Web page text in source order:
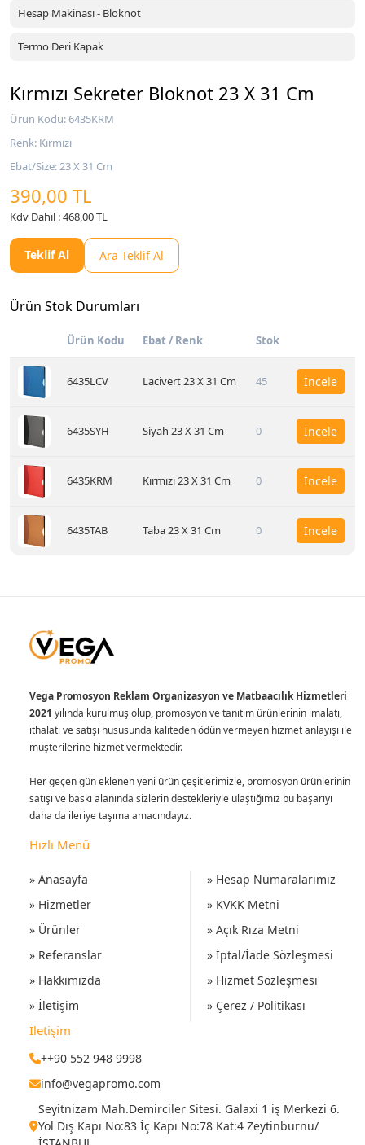
Hesap Makinası - Bloknot
Termo Deri Kapak
Kırmızı Sekreter Bloknot 23 X 31 Cm
Ürün Kodu: 6435KRM
Renk: Kırmızı
Ebat/Size: 23 X 31 Cm
390,00 TL
Kdv Dahil : 468,00 TL
Teklif Al Ara Teklif Al
Ürün Stok Durumları
Ürün Kodu Ebat / Renk Stok
6435LCV Lacivert 23 X 31 Cm 45 İncele
6435SYH Siyah 23 X 31 Cm 0 İncele
6435KRM Kırmızı 23 X 31 Cm 0 İncele
6435TAB Taba 23 X 31 Cm 0 İncele
Vega Promosyon Reklam Organizasyon ve Matbaacılık Hizmetleri
2021 yılında kurulmuş olup, promosyon ve tanıtım ürünlerinin imalatı,
ithalatı ve satışı hususunda kaliteden ödün vermeyen hizmet anlayışı ile
müşterilerine hizmet vermektedir.
Her geçen gün eklenen yeni ürün çeşitlerimizle, promosyon ürünlerinin
satışı ve baskı alanında sizlerin destekleriyle ulaştığımız bu başarıyı
daha da ileriye taşıma amacındayız.
Hızlı Menü
» Anasayfa
» Hizmetler
» Ürünler
» Referanslar
» Hakkımızda
» İletişim
» Hesap Numaralarımız
» KVKK Metni
» Açık Rıza Metni
» İptal/İade Sözleşmesi
» Hizmet Sözleşmesi
» Çerez / Politikası
İletişim
++90 552 948 9998
info@vegapromo.com
Seyitnizam Mah.Demirciler Sitesi. Galaxi 1 iş Merkezi 6.
Yol Dış Kapı No:83 İç Kapı No:78 Kat:4 Zeytinburnu/